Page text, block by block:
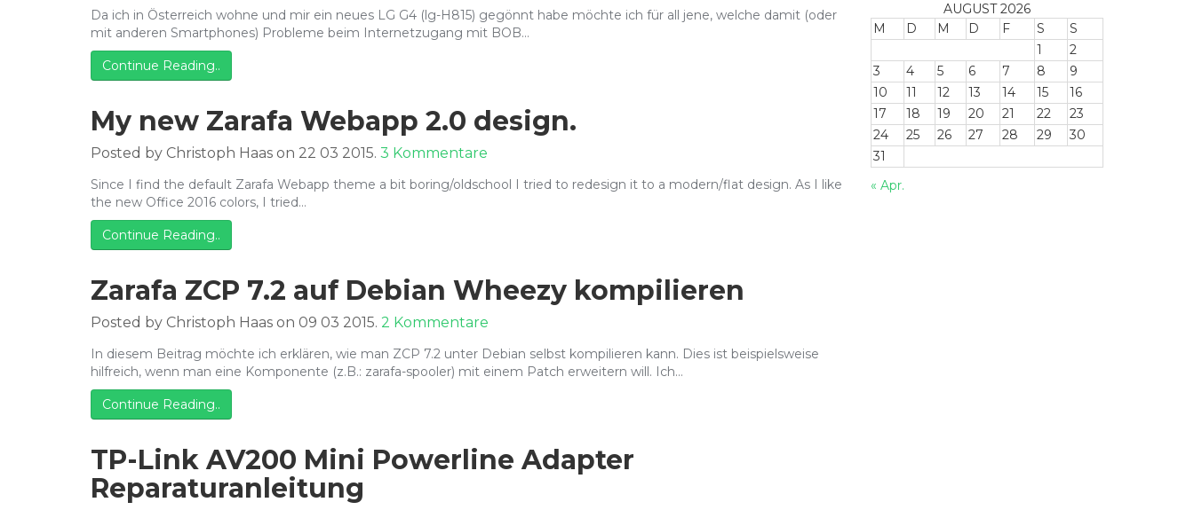
G4
Smartphone
BOB
Da ich in Österreich wohne und mir ein neues LG G4 (lg-H815) gegönnt habe möchte ich für all jene, welche damit (oder
mit anderen Smartphones) Probleme beim Internetzugang mit BOB…
Continue Reading..
My new Zarafa Webapp 2.0 design.
Posted by Christoph Haas on 22 03 2015. 3 Kommentare
new
Since I find the default Zarafa Webapp theme a bit boring/oldschool I tried to redesign it to a modern/flat design. As I like
the new Office 2016 colors, I tried…
Continue Reading..
Zarafa ZCP 7.2 auf Debian Wheezy kompilieren
Posted by Christoph Haas on 09 03 2015. 2 Kommentare
ZCP
7.2
kompilieren
In diesem Beitrag möchte ich erklären, wie man ZCP 7.2 unter Debian selbst kompilieren kann. Dies ist beispielsweise
hilfreich, wenn man eine Komponente (z.B.: zarafa-spooler) mit einem Patch erweitern will. Ich…
Continue Reading..
TP-Link AV200 Mini Powerline Adapter
Reparaturanleitung
AUGUST 2026
M
D M D F S
S
1
2
3
4 5 6 7 8
9
10
11 12 13 14 15
16
17
18 19 20 21 22
23
24
25 26 27 28 29
30
31
« Apr.